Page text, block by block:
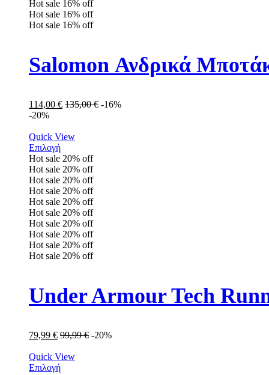
Hot sale 16% off
Hot sale 16% off
Hot sale 16% off
Salomon Ανδρικά
114,00 € 135,00€ -16%
-20%
Quick View
Επιλογή
Hot sale 20% off
Hot sale 20% off
Hot sale 20% off
Hot sale 20% off
Hot sale 20% off
Hot sale 20% off
Hot sale 20% off
Hot sale 20% off
Hot sale 20% off
Hot sale 20% off
Under Armour Tech
79,99 € 99,99€ -20%
Quick View
Επιλογή